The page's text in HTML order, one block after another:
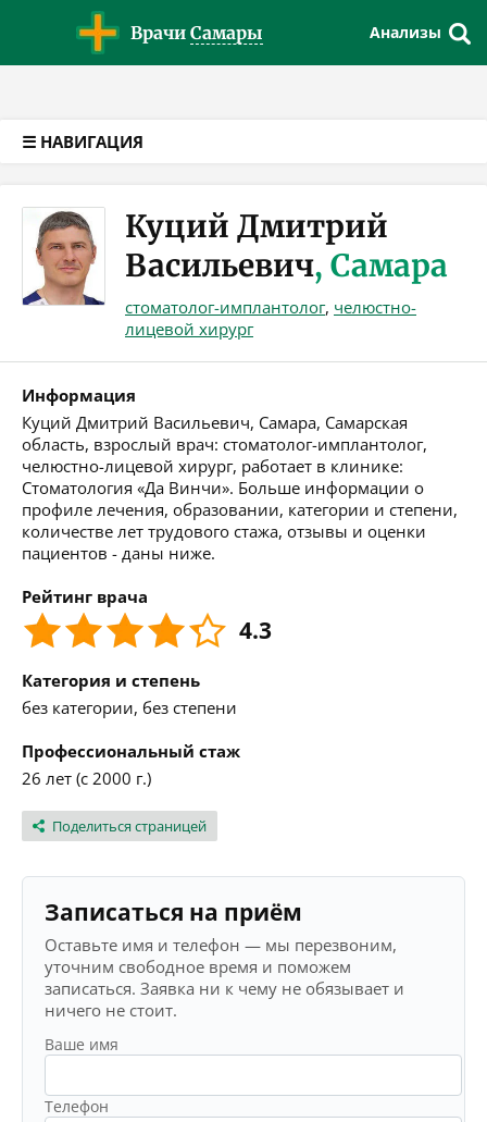
Врачи Самары Анализы
☰ НАВИГАЦИЯ
Куций Дмитрий
Васильевич, Самара
стоматолог-имплантолог, челюстно-
лицевой хирург
Информация
Куций Дмитрий Васильевич, Самара, Самарская
область, взрослый врач: стоматолог-имплантолог,
челюстно-лицевой хирург, работает в клинике:
Стоматология «Да Винчи». Больше информации о
профиле лечения, образовании, категории и степени,
количестве лет трудового стажа, отзывы и оценки
пациентов - даны ниже.
Рейтинг врача
4.3
Категория и степень
без категории, без степени
Профессиональный стаж
26 лет (с 2000 г.)
Поделиться страницей
Записаться на приём
Оставьте имя и телефон — мы перезвоним,
уточним свободное время и поможем
записаться. Заявка ни к чему не обязывает и
ничего не стоит.
Ваше имя
Телефон